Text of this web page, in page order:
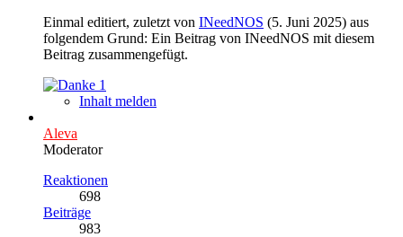
Einmal editiert, zuletzt von INeedNOS (5. Juni 2025) aus
folgendem Grund: Ein Beitrag von INeedNOS mit diesem
Beitrag zusammengefügt.
1
Inhalt melden
Aleva
Moderator
Reaktionen
698
Beiträge
983